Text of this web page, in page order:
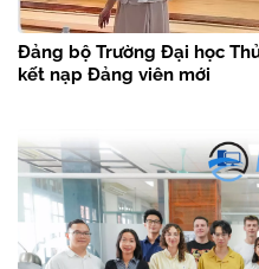
Đảng bộ Trường Đại học
kết nạp Đảng viên mới